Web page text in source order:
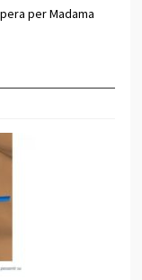
per Madama